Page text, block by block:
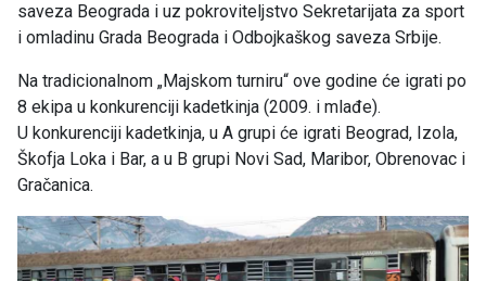
saveza Beograda i uz pokroviteljstvo Sekretarijata za sport
i omladinu Grada Beograda i Odbojkaškog saveza Srbije.
Na tradicionalnom „Majskom turniru“ ove godine će igrati po
8 ekipa u konkurenciji kadetkinja (2009. i mlađe).
U konkurenciji kadetkinja, u A grupi će igrati Beograd, Izola,
Škofja Loka i Bar, a u B grupi Novi Sad, Maribor, Obrenovac i
Gračanica.